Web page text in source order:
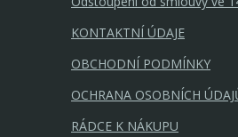
KONTAKTNÍ ÚDAJE
OBCHODNÍ PODMÍNKY
OCHRANA OSOBNÍCH
RÁDCE K NÁKUPU